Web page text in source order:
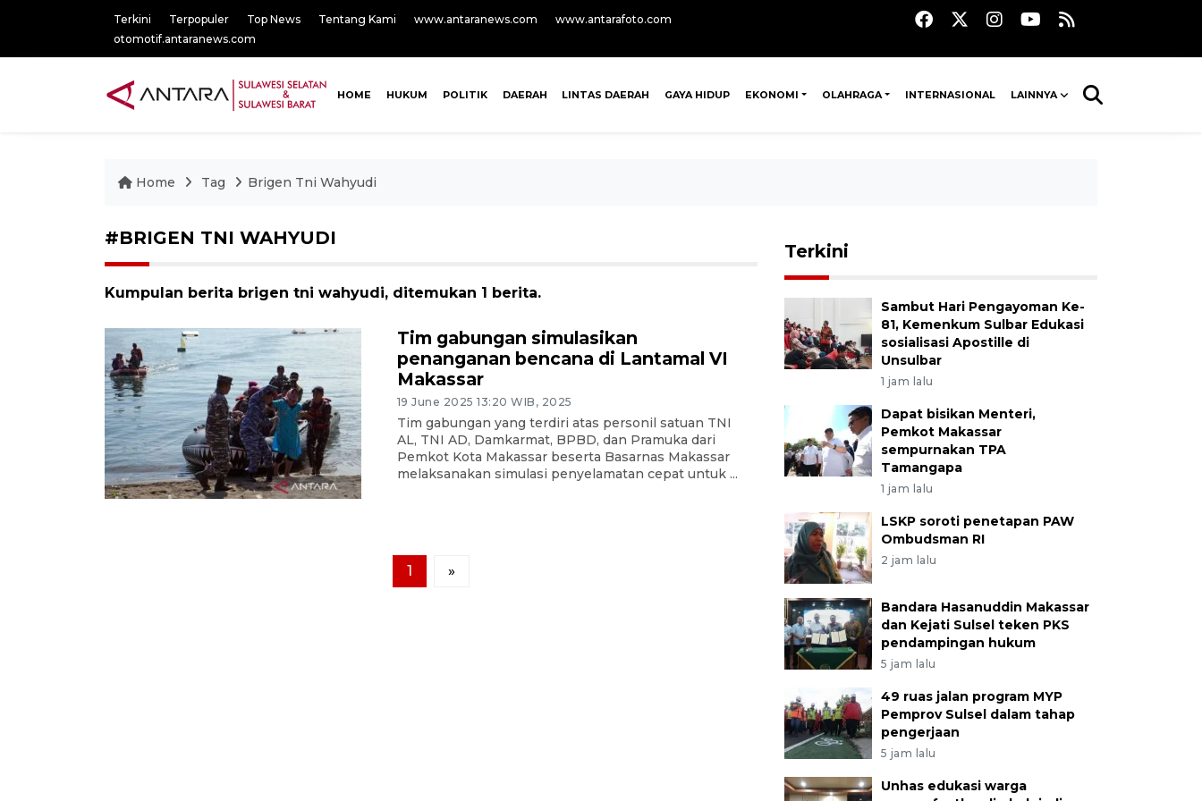
Terkini Terpopuler Top News Tentang Kami www.antaranews.com
www.antarafoto.com
otomotif.antaranews.com
HOME HUKUM POLITIK DAERAH LINTAS DAERAH GAYA HIDUP EKONOMI OLAHRAGA INTERNASIONAL LAINNYA
Home Tag Brigen Tni Wahyudi
#BRIGEN TNI WAHYUDI
Kumpulan berita brigen tni wahyudi, ditemukan 1 berita.
Tim gabungan simulasikan
penanganan bencana di Lantamal VI
Makassar
19 June 2025 13:20 WIB, 2025
Tim gabungan yang terdiri atas personil satuan TNI
AL, TNI AD, Damkarmat, BPBD, dan Pramuka dari
Pemkot Kota Makassar beserta Basarnas Makassar
melaksanakan simulasi penyelamatan cepat untuk ...
1 »
Terkini
Sambut Hari Pengayoman Ke-
81, Kemenkum Sulbar Edukasi
sosialisasi Apostille di
Unsulbar
1 jam lalu
Dapat bisikan Menteri,
Pemkot Makassar
sempurnakan TPA
Tamangapa
1 jam lalu
LSKP soroti penetapan PAW
Ombudsman RI
2 jam lalu
Bandara Hasanuddin Makassar
dan Kejati Sulsel teken PKS
pendampingan hukum
5 jam lalu
49 ruas jalan program MYP
Pemprov Sulsel dalam tahap
pengerjaan
5 jam lalu
Unhas edukasi warga